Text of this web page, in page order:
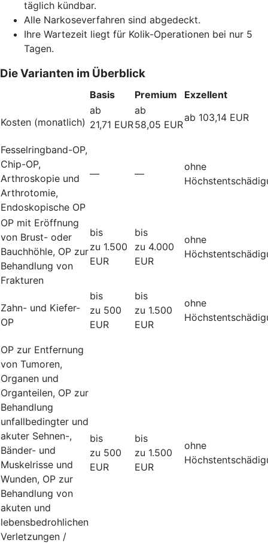
täglich kündbar.
Alle Narkoseverfahren sind abgedeckt.
Ihre Wartezeit liegt für Kolik-Operationen bei nur 5
Tagen.
Die Varianten im Überblick
Basis Premium Exzellent
Kosten (monatlich)
ab
21,71 EUR
ab
58,05 EUR
ab 103,14 EUR
Fesselringband-OP,
Chip-OP,
Arthroskopie und
Arthrotomie,
Endoskopische OP
— —
ohne
OP mit Eröffnung
von Brust- oder
Bauchhöhle, OP zur
Behandlung von
Frakturen
bis
zu 1.500
EUR
bis
zu 4.000
EUR
ohne
Zahn- und Kiefer-
OP
bis
zu 500
EUR
bis
zu 1.500
EUR
ohne
OP zur Entfernung
von Tumoren,
Organen und
Organteilen, OP zur
Behandlung
unfallbedingter und
akuter Sehnen-,
Bänder- und
Muskelrisse und
Wunden, OP zur
Behandlung von
akuten und
lebensbedrohlichen
Verletzungen /
bis
zu 500
EUR
bis
zu 1.500
EUR
ohne